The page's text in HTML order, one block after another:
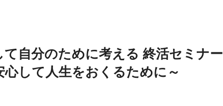
自分のために考える 終活セミナー
心して人生をおくるために～